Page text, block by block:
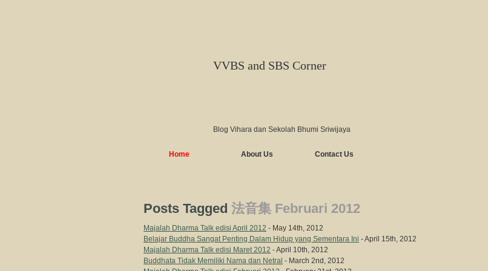
VVBS and SBS Corner
Blog Vihara dan Sekolah Bhumi Sriwijaya
Home About Us Contact Us
Posts Tagged 法音集 Februari 2012
Majalah Dharma Talk edisi April 2012 - May 14th, 2012
Belajar Buddha Sangat Penting Dalam Hidup yang Sementara Ini - April 15th, 2012
Majalah Dharma Talk edisi Maret 2012 - April 10th, 2012
Buddhata Tidak Memiliki Nama dan Netral - March 2nd, 2012